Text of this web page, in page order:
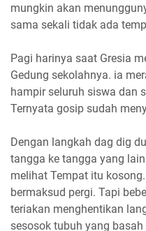
mungkin akan
sama sekali tidak ada
Pagi harinya saat Gresia
Gedung sekolahnya. ia
hampir seluruh siswa dan
Ternyata gosip sudah
Dengan langkah dag dig
tangga ke tangga yang
melihat Tempat itu
bermaksud pergi. Tapi
teriakan menghentikan
sesosok tubuh yang